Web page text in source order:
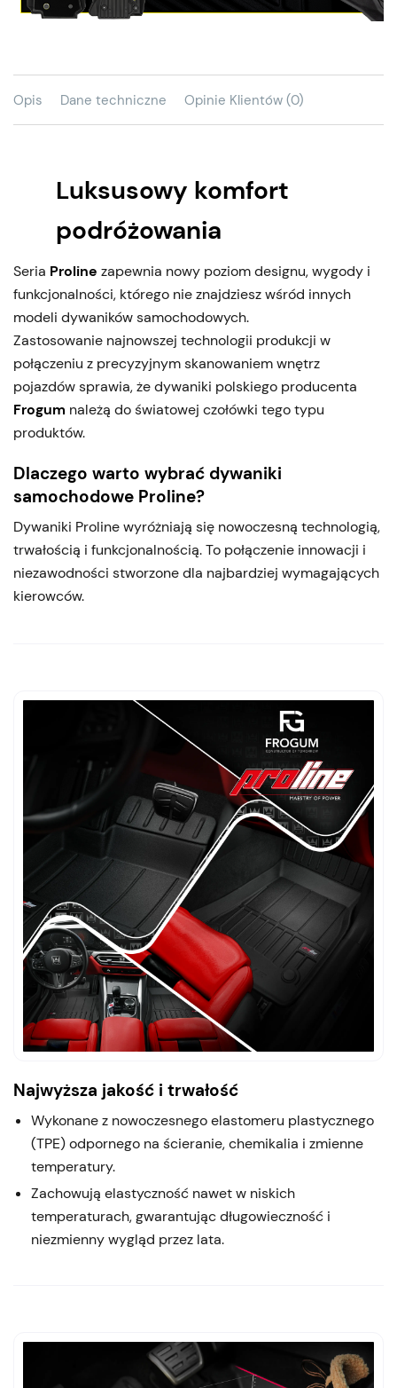
Opis Dane techniczne Opinie Klientów (0)
Luksusowy komfort
podróżowania
Seria Proline zapewnia nowy poziom designu, wygody i
funkcjonalności, którego nie znajdziesz wśród innych
modeli dywaników samochodowych.
Zastosowanie najnowszej technologii produkcji w
połączeniu z precyzyjnym skanowaniem wnętrz
pojazdów sprawia, że dywaniki polskiego producenta
Frogum należą do światowej czołówki tego typu
produktów.
Dlaczego warto wybrać dywaniki
samochodowe Proline?
Dywaniki Proline wyróżniają się nowoczesną technologią,
trwałością i funkcjonalnością. To połączenie innowacji i
niezawodności stworzone dla najbardziej wymagających
kierowców.
Najwyższa jakość i trwałość
Wykonane z nowoczesnego elastomeru plastycznego
(TPE) odpornego na ścieranie, chemikalia i zmienne
temperatury.
Zachowują elastyczność nawet w niskich
temperaturach, gwarantując długowieczność i
niezmienny wygląd przez lata.